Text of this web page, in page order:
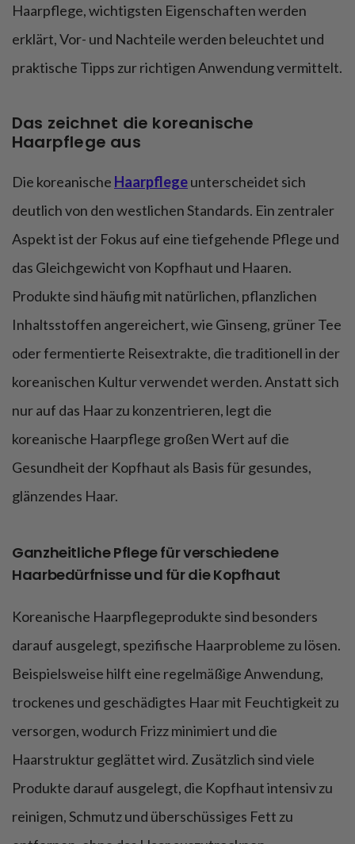
Haarpflege, wichtigsten Eigenschaften werden
erklärt, Vor- und Nachteile werden beleuchtet und
praktische Tipps zur richtigen Anwendung vermittelt.
Das zeichnet die koreanische
Haarpflege aus
Die koreanische Haarpflegeunterscheidet sich
deutlich von den westlichen Standards. Ein zentraler
Aspekt ist der Fokus auf eine tiefgehende Pflege und
das Gleichgewicht von Kopfhaut und Haaren.
Produkte sind häufig mit natürlichen, pflanzlichen
Inhaltsstoffen angereichert, wie Ginseng, grüner Tee
oder fermentierte Reisextrakte, die traditionell in der
koreanischen Kultur verwendet werden. Anstatt sich
nur auf das Haar zu konzentrieren, legt die
koreanische Haarpflege großen Wert auf die
Gesundheit der Kopfhaut als Basis für gesundes,
glänzendes Haar.
Ganzheitliche Pflege für verschiedene
Haarbedürfnisse und für die Kopfhaut
Koreanische Haarpflegeprodukte sind besonders
darauf ausgelegt, spezifische Haarprobleme zu lösen.
Beispielsweise hilft eine regelmäßige Anwendung,
trockenes und geschädigtes Haar mit Feuchtigkeit zu
versorgen, wodurch Frizz minimiert und die
Haarstruktur geglättet wird. Zusätzlich sind viele
Produkte darauf ausgelegt, die Kopfhaut intensiv zu
reinigen, Schmutz und überschüssiges Fett zu